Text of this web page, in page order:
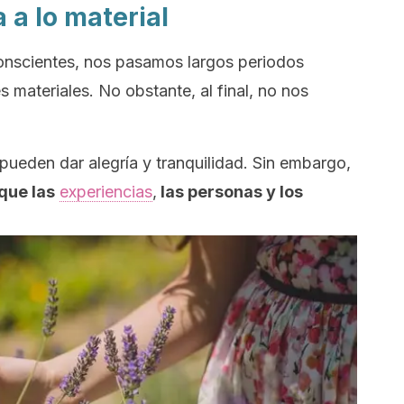
a lo material
nos pasamos largos periodos
materiales. No obstante, al final, no nos
dar alegría y tranquilidad. Sin embargo,
las experiencias, las personas y los